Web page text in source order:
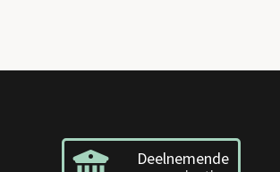
Deelnemende